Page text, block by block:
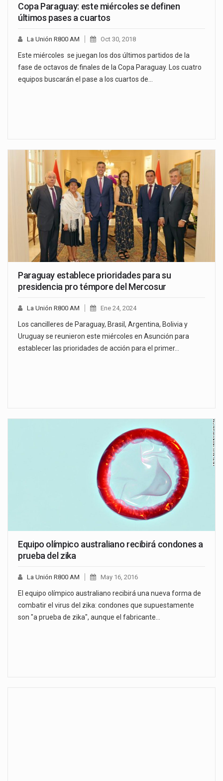
Copa Paraguay: este miércoles se definen
últimos pases a cuartos
La Unión R800 AM Oct 30, 2018
Este miércoles se juegan los dos últimos partidos de la
fase de octavos de finales de la Copa Paraguay. Los cuatro
equipos buscarán el pase a los cuartos de…
Paraguay establece prioridades para su
presidencia pro témpore del Mercosur
La Unión R800 AM Ene 24, 2024
Los cancilleres de Paraguay, Brasil, Argentina, Bolivia y
Uruguay se reunieron este miércoles en Asunción para
establecer las prioridades de acción para el primer…
Equipo olímpico australiano recibirá condones a
prueba del zika
La Unión R800 AM May 16, 2016
El equipo olímpico australiano recibirá una nueva forma de
combatir el virus del zika: condones que supuestamente
son "a prueba de zika", aunque el fabricante…